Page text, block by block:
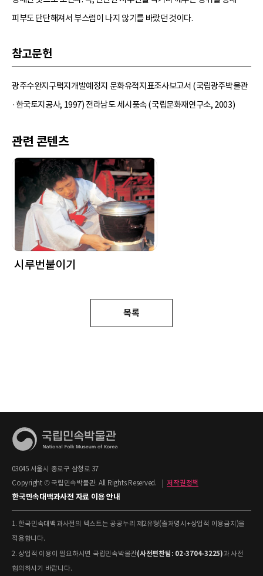
피부도 단단해져서 부스럼이 나지 않기를 바랐던 것이다.
참고문헌
광주수완지구택지개발예정지 문화유적지표조사보고서 (국립광주박물관
·한국토지공사, 1997) 전라남도 세시풍속 (국립문화재연구소, 2003)
관련 콘텐츠
시루번붙이기
목록
03045 서울시 종로구 삼청로 37
Copyright © 국립민속박물관. All Rights Reserved.
저작권정책
한국민속대백과사전 자료 이용 안내
1. 한국민속대백과사전의 텍스트는 공공누리 제2유형(출처명시+상업적 이용금지)을
적용합니다.
2. 상업적 이용이 필요하시면 국립민속박물관(사전편찬팀: 02-3704-3225)과 사전
협의하시기 바랍니다.